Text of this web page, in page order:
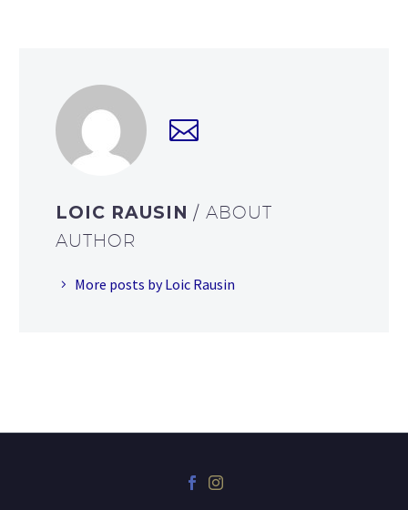
LOIC RAUSIN / ABOUT
AUTHOR
More posts by Loic Rausin